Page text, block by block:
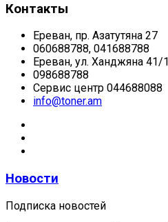
Контакты
Ереван, пр. Азатутяна 27
060688788, 041688788
Ереван, ул. Ханджяна 41/1
098688788
Сервис центр 044688088
info@toner.am
Новости
Подписка новостей